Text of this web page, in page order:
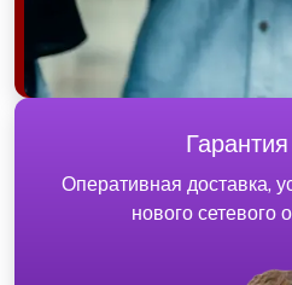
Оперативная доставка,
нового сетевого